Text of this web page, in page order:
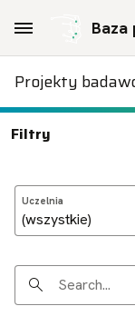
Projekty
Filtry
Uczelnia
Search